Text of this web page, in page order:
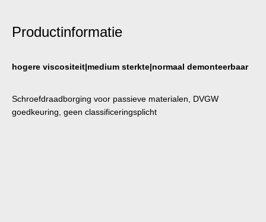
Productinformatie
hogere viscositeit|medium sterkte|normaal demonteerbaar
Schroefdraadborging voor passieve materialen, DVGW
goedkeuring, geen classificeringsplicht